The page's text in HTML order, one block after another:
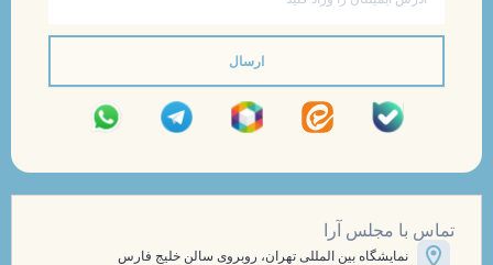
ارسال
تماس با مجلس آرا
نمایشگاه بین المللی تهران، روبروی سالن خلیج فارس